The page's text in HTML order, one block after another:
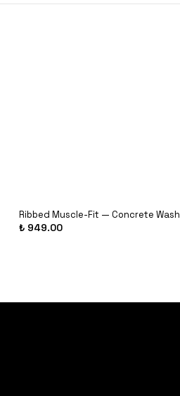
Ribbed Muscle-Fit — Concrete Wash
₺ 949.00